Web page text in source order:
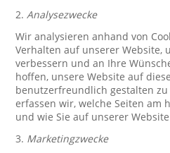
2.Analysezwecke
Wir analysieren anhand von
Verhalten auf unserer Website,
verbessern und an Ihre
hoffen, unsere Website auf
benutzerfreundlich gestalten
erfassen wir, welche Seiten am
und wie Sie auf unserer
3. Marketingzwecke